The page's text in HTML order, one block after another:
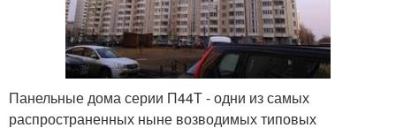
Панельные дома серии П44Т - одни из самых
распространенных ныне возводимых типовых